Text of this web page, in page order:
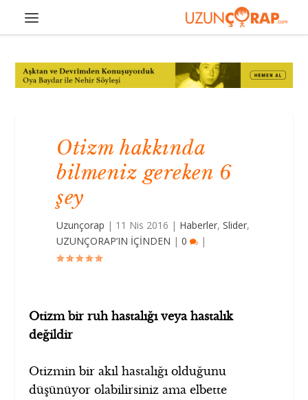
Otizm hakkında
bilmeniz gereken 6
şey
Uzunçorap | 11 Nis 2016 | Haberler,Slider,
UZUNÇORAP’IN İÇİNDEN |0 |
Otizm bir ruh hastalığı veya hastalık
değildir
Otizmin bir akıl hastalığı olduğunu
düşünüyor olabilirsiniz ama elbette